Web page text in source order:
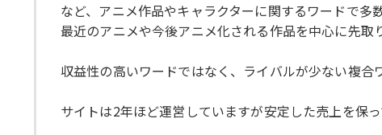
など、アニメ作品やキャラクターに関するワードで多
最近のアニメや今後アニメ化される作品を中心に先取
収益性の高いワードではなく、ライバルが少ない複合
サイトは2年ほど運営していますが安定した売上を保っ